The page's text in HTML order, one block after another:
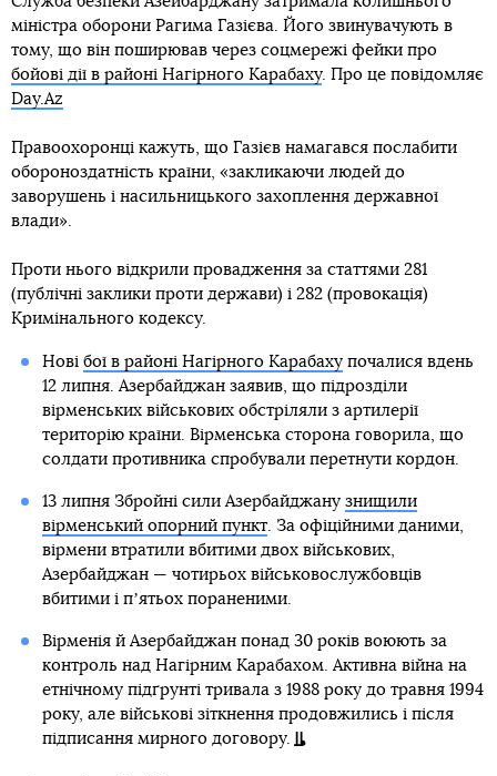
міністра оборони Рагима Газієва. Його звинувачують в
тому, що він поширював через соцмережі фейки про
бойові дії в районі Нагірного Карабаху. Про це повідомляє
Day.Az
Правоохоронці кажуть, що Газієв намагався послабити
обороноздатність країни, «закликаючи людей до
заворушень і насильницького захоплення державної
влади».
Проти нього відкрили провадження за статтями 281
(публічні заклики проти держави) і 282 (провокація)
Кримінального кодексу.
Нові бої в районі Нагірного Карабахупочалися вдень
12 липня. Азербайджан заявив, що підрозділи
вірменських військових обстріляли з артилерії
територію країни. Вірменська сторона говорила, що
солдати противника спробували перетнути кордон.
13 липня Збройні сили Азербайджану знищили
вірменський опорний пункт. За офіційними даними,
вірмени втратили вбитими двох військових,
Азербайджан — чотирьох військовослужбовців
вбитими і пʼятьох пораненими.
Вірменія й Азербайджан понад 30 років воюють за
контроль над Нагірним Карабахом. Активна війна на
етнічному підґрунті тривала з 1988 року до травня 1994
року, але військові зіткнення продовжились і після
підписання мирного договору.